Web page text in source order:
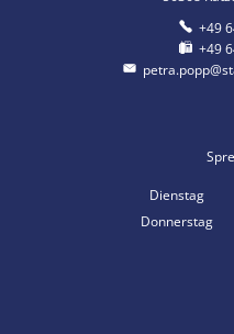
+49
+49
Dienstag
Donnerstag